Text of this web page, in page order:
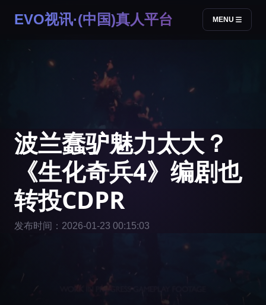
EVO视讯·(中国)真人平台 MENU
波兰蠢驴魅力太大？
《生化奇兵4》编剧也
转投CDPR
发布时间：2026-01-23 00:15:03